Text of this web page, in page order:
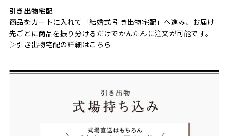
引き出物宅配
商品をカートに入れて「結婚式 引き出物宅配」へ進み、お届け
先ごとに商品を振り分けるだけでかんたんに注文が可能です。
▷引き出物宅配の詳細はこちら